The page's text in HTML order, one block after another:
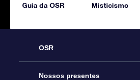
Guia da OSR Misticismo
OSR
Serviço
Nossos presentes